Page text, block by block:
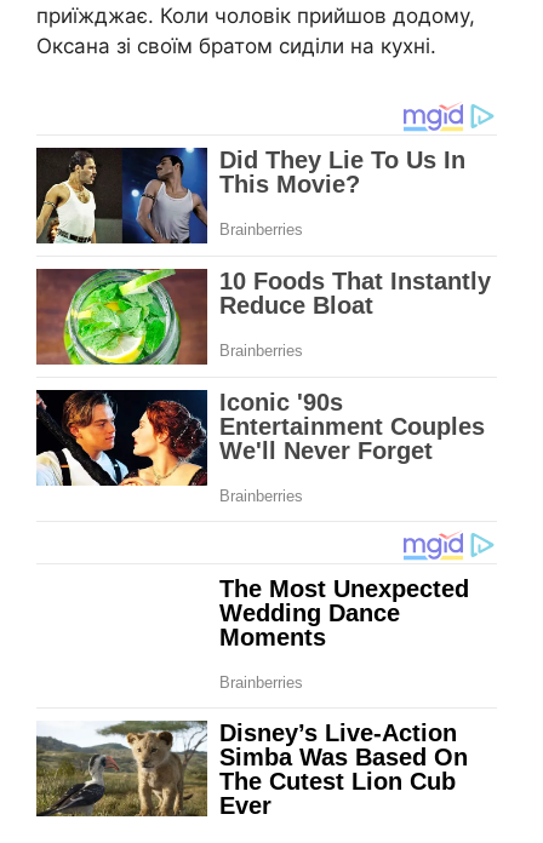
приїжджає. Коли чоловік прийшов додому,
Оксана зі своїм братом сиділи на кухні.